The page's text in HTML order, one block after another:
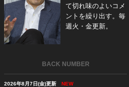
て切れ味のよいコメ
ントを繰り出す。毎
週火・金更新。
BACK NUMBER
2026年8月7日(金)更新 NEW